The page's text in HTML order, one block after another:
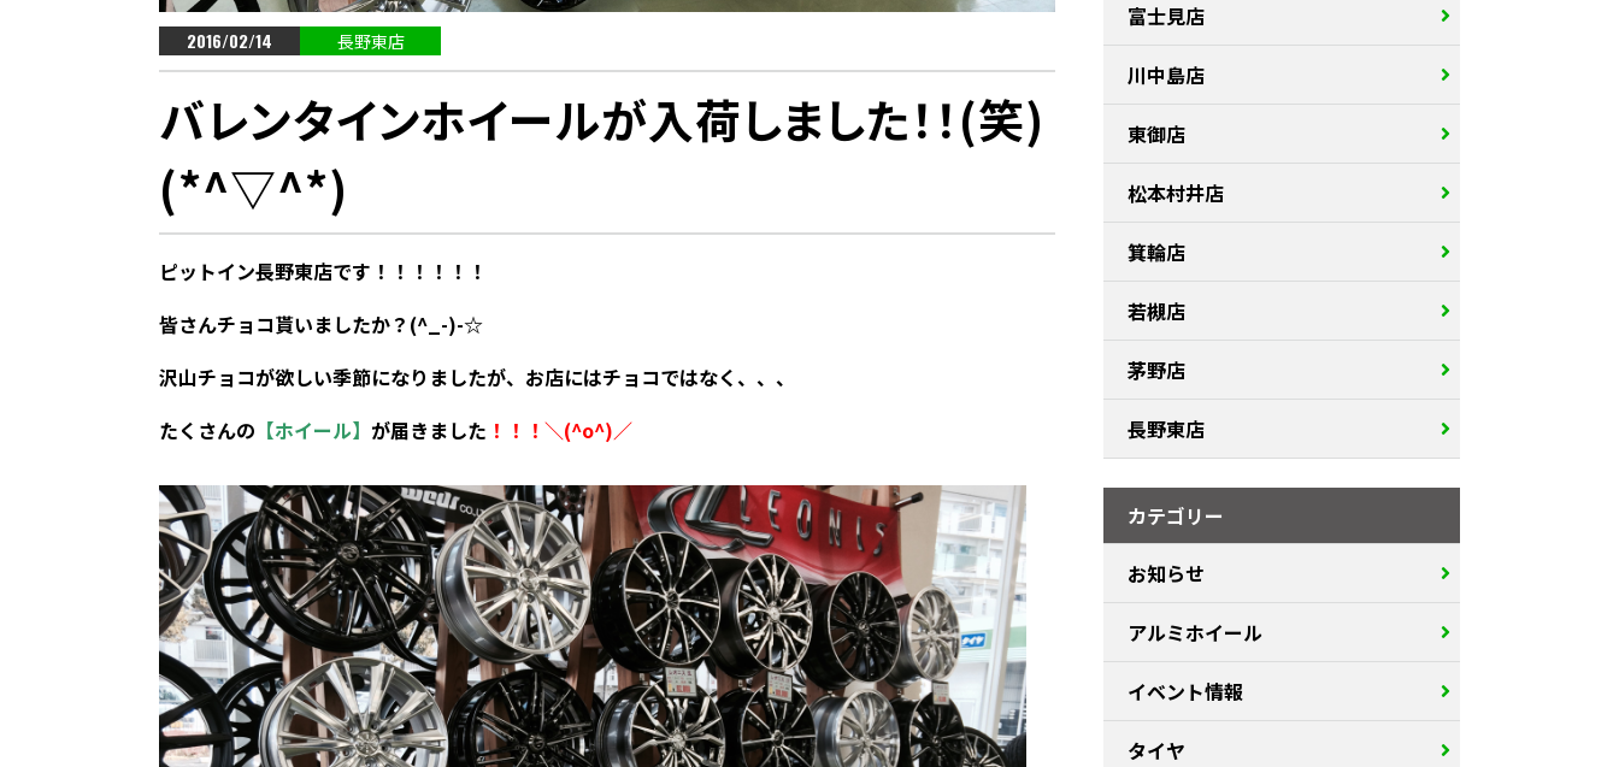
2016/02/14 長野東店
バレンタインホイールが入荷しました！！(笑)
(*^▽^*)
ピットイン長野東店です！！！！！！
皆さんチョコ貰いましたか？(^_-)-☆
沢山チョコが欲しい季節になりましたが、お店にはチョコではなく、、、
たくさんの 【ホイール】 が届きました ！！！＼(^o^)／
富士見店
川中島店
東御店
松本村井店
箕輪店
若槻店
茅野店
長野東店
カテゴリー
お知らせ
アルミホイール
イベント情報
タイヤ